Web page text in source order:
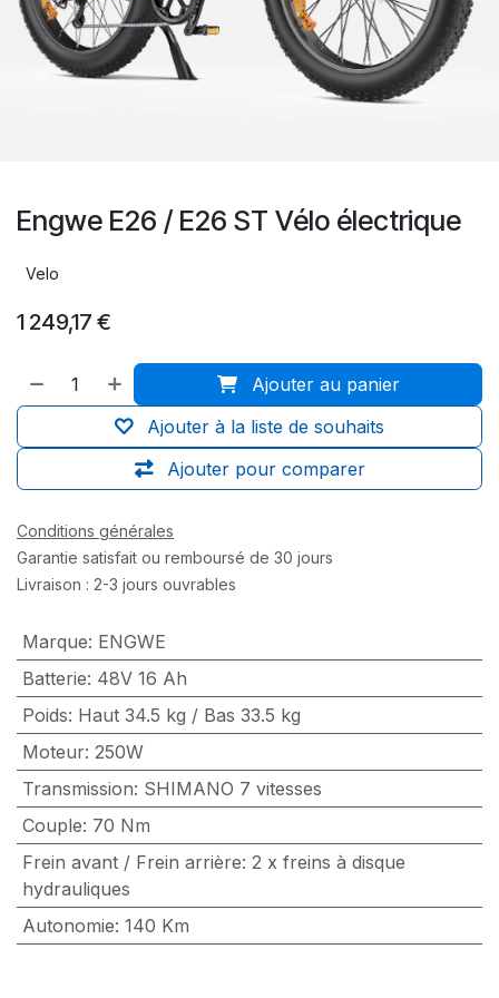
Engwe E26 / E26 ST Vélo électrique
Velo
1 249,17 €
Ajouter au panier
Ajouter pour comparer
Ajouter à la liste de souhaits
Conditions générales
Garantie satisfait ou remboursé de 30 jours
Livraison : 2-3 jours ouvrables
Marque: ENGWE
Batterie: 48V 16 Ah
Poids: Haut 34.5 kg / Bas 33.5 kg
Moteur: 250W
Transmission: SHIMANO 7 vitesses
Couple: 70 Nm
Frein avant / Frein arrière: 2 x freins à disque
hydrauliques
Autonomie: 140 Km